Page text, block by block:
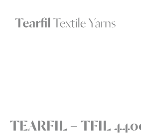
TEARFIL – TFIL